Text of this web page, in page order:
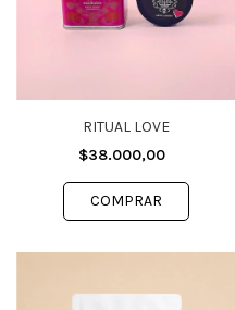
RITUAL LOVE
$38.000,00